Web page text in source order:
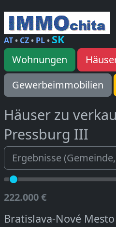
AT• CZ• PL• SK
Wohnungen
Gewerbeimmobilien
Häuser zu
Pressburg III
222.000 €
Bratislava-Nové Mesto